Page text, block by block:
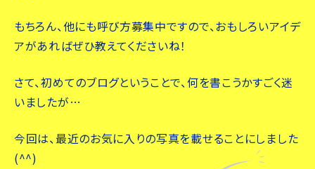
もちろん、他にも呼び方募集中ですので、おもしろいアイデ
アがあればぜひ教えてくださいね！
さて、初めてのブログということで、何を書こうかすごく迷
いましたが…
今回は、最近のお気に入りの写真を載せることにしました
(^^)